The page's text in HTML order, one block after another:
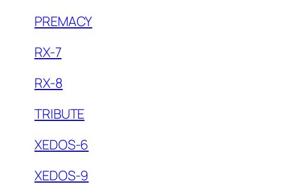
PREMACY
RX-7
RX-8
TRIBUTE
XEDOS-6
XEDOS-9